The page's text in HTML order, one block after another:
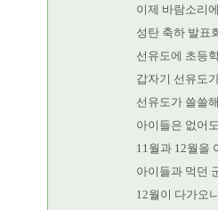
이제 바람소리
성탄 축하 발표
선유도에 초등
갑자기 선유도
선유도가 쓸쓸
아이들은 없어
11월과 12월을
아이들과 먹던
12월이 다가오니